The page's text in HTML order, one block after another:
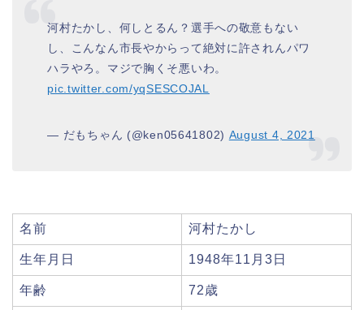
河村たかし、何しとるん？選手への敬意もない
し、こんなん市長やからって絶対に許されんパワ
ハラやろ。マジで胸くそ悪いわ。
pic.twitter.com/yqSESCOJAL
— だもちゃん (@ken05641802) August 4, 2021
名前 河村たかし
生年月日 1948年11月3日
年齢 72歳